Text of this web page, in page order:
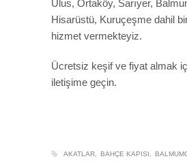
Ulus, Ortaköy, Sarıyer,
Hisarüstü, Kuruçeşme dahil
hizmet vermekteyiz.
Ücretsiz keşif ve fiyat almak
iletişime geçin.
AKATLAR BAHÇE KAPISI